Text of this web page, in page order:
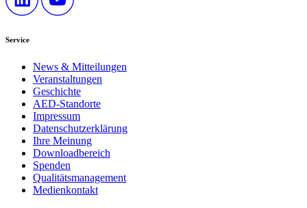
Service
News & Mitteilungen
Veranstaltungen
Geschichte
AED-Standorte
Impressum
Datenschutzerklärung
Ihre Meinung
Downloadbereich
Spenden
Qualitätsmanagement
Medienkontakt